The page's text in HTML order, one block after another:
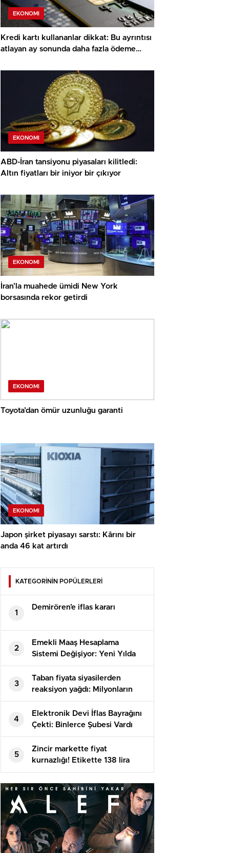
EKONOMI
Kredi kartı kullananlar dikkat: Bu ayrıntısı
atlayan ay sonunda daha fazla ödeme
EKONOMI
ABD-İran tansiyonu piyasaları kilitledi:
Altın fiyatları bir iniyor bir çıkıyor
EKONOMI
İran’la muahede ümidi New York
borsasında rekor getirdi
EKONOMI
Toyota’dan ömür uzunluğu garanti
EKONOMI
Japon şirket piyasayı sarstı: Kârını bir
anda 46 kat artırdı
KATEGORİNİN POPÜLERLERİ
1
Demirören’e iflas kararı
2
Emekli Maaş Hesaplama
Sistemi Değişiyor: Yeni Yılda
Tüm Emekli Aylıkları Bu
Biçimde Hesaplanacak
3
Taban fiyata siyasilerden
reaksiyon yağdı: Milyonların
alın terini yok sayıyorlar
4
Elektronik Devi İflas Bayrağını
Çekti: Binlerce Şubesi Vardı
5
Zincir markette fiyat
kurnazlığı! Etikette 138 lira
olan kestanenin fiyatı kasada
169 liraya çıktı